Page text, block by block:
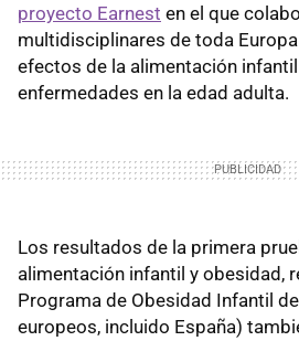
proyecto Earnest en el que
multidisciplinares de toda
efectos de la alimentación
enfermedades en la edad adulta.
Los resultados de la primera
alimentación infantil y obesidad,
Programa de Obesidad Infantil
europeos, incluido España)